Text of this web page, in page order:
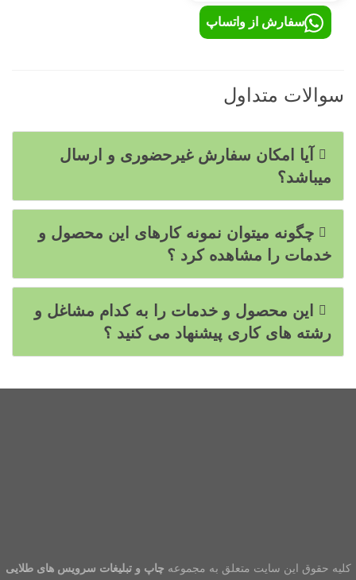
سفارش از واتساپ
سوالات متداول
آیا امکان سفارش غیرحضوری و ارسال
میباشد؟
چگونه میتوان نمونه کارهای این محصول و
خدمات را مشاهده کرد ؟
این محصول و خدمات را به کدام مشاغل و
رشته های کاری پیشنهاد می کنید ؟
کلیه حقوق این سایت متعلق به مجموعه چاپ و تبلیغات سرویس های طلایی